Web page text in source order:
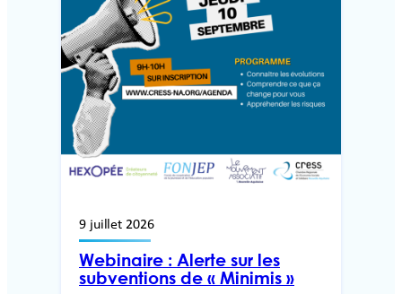
9 juillet 2026
Webinaire : Alerte sur les
subventions de « Minimis »